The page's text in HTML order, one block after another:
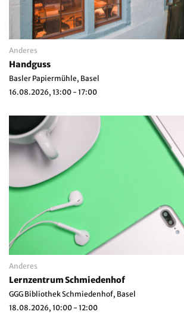
Anderes
Handguss
Basler Papiermühle, Basel
16.08.2026, 13:00 - 17:00
Anderes
Lernzentrum Schmiedenhof
GGG Bibliothek Schmiedenhof, Basel
18.08.2026, 10:00 - 12:00